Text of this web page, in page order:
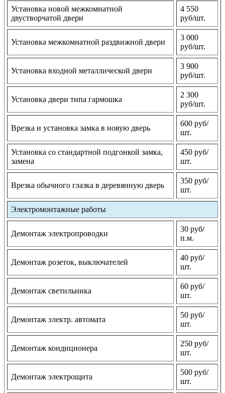
Установка новой межкомнатной
двустворчатой двери
4 550
руб/шт.
Установка межкомнатной раздвижной двери
3 000
руб/шт.
Установка входной металлической двери
3 900
руб/шт.
Установка двери типа гармошка
2 300
руб/шт.
Врезка и установка замка в новую дверь
600 руб/
шт.
Установка со стандартной подгонкой замка,
замена
450 руб/
шт.
Врезка обычного глазка в деревянную дверь
350 руб/
шт.
Электромонтажные работы
Демонтаж электропроводки
30 руб/
п.м.
Демонтаж розеток, выключателей
40 руб/
шт.
Демонтаж светильника
60 руб/
шт.
Демонтаж электр. автомата
50 руб/
шт.
Демонтаж кондиционера
250 руб/
шт.
Демонтаж электрощита
500 руб/
шт.